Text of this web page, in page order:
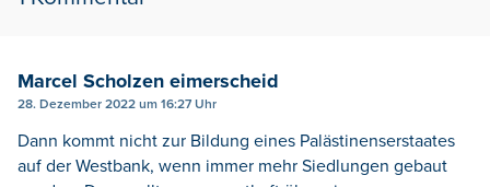
Marcel Scholzen eimerscheid
28. Dezember 2022 um 16:27 Uhr
Dann kommt nicht zur Bildung eines Palästinenserstaates
auf der Westbank, wenn immer mehr Siedlungen gebaut